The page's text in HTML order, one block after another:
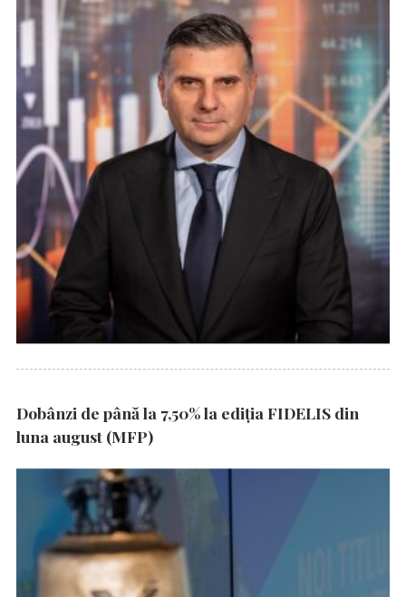
Dobânzi de până la 7,50% la ediția FIDELIS din
luna august (MFP)